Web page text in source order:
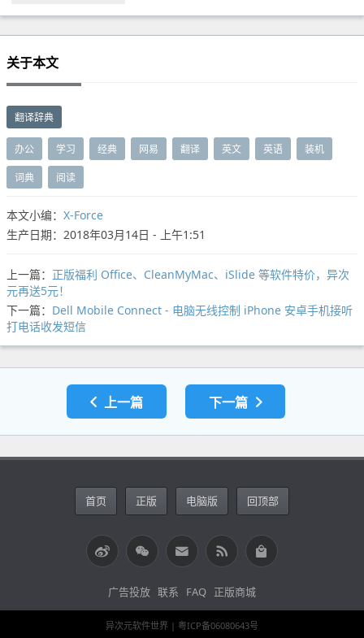
关于本文
翻译辞典
办公 学习 经典 网易 翻译 英文 英语 装机
词典 阅读
本文小编： X-Force
生产日期：2018年03月14日 - 上午1:51
上一篇： 正版福利 Office、CleanMyMac、iSlide 等软件特价，异次
元再送5元！
下一篇： Dell Mobile Connect - 电脑无线控制 iPhone 安卓手机接听
打电话收发短信
上一篇 下一篇
首页 正版 电脑版 回顶部
广告投放 联系 FAQ 正版商城
异次元软件世界 | 粤ICP备06080643号